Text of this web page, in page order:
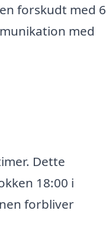
forskudt med 6
med
Dette
18:00 i
forbliver